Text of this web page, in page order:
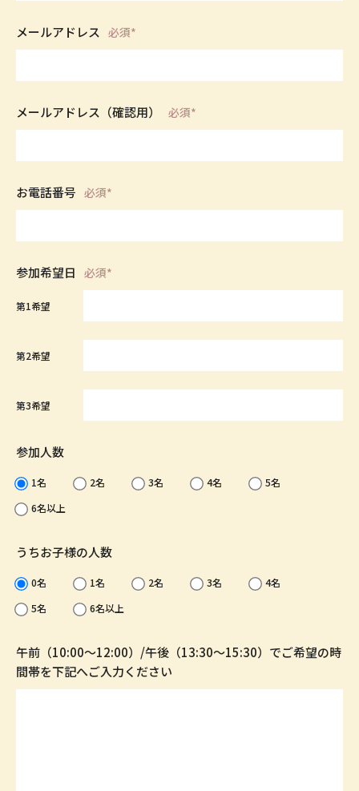
メールアドレス 必須*
メールアドレス（確認用） 必須*
お電話番号 必須*
参加希望日 必須*
第1希望
第2希望
第3希望
参加人数
1名 2名 3名 4名
5名
6名以上
うちお子様の人数
0名 1名 2名 3名
4名
5名
6名以上
午前（10:00〜12:00）/午後（13:30〜15:30）でご希望の時
間帯を下記へご入力ください